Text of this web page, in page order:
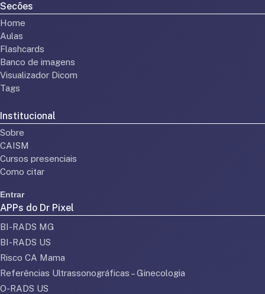
Secões
Home
Aulas
Flashcards
Banco de imagens
Visualizador Dicom
Tags
Institucional
Sobre
CAISM
Cursos presenciais
Como citar
Entrar
APPs do Dr Pixel
BI-RADS MG
BI-RADS US
Risco CA Mama
Referências Ultrassonográficas – Ginecologia
O-RADS US